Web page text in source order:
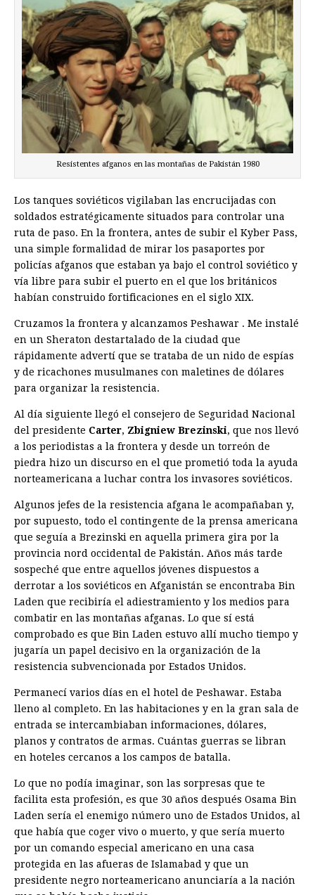
Resistentes afganos en las montañas de Pakistán 1980
Los tanques soviéticos vigilaban las encrucijadas con
soldados estratégicamente situados para controlar una
ruta de paso. En la frontera, antes de subir el Kyber Pass,
una simple formalidad de mirar los pasaportes por
policías afganos que estaban ya bajo el control soviético y
vía libre para subir el puerto en el que los británicos
habían construido fortificaciones en el siglo XIX.
Cruzamos la frontera y alcanzamos Peshawar . Me instalé
en un Sheraton destartalado de la ciudad que
rápidamente advertí que se trataba de un nido de espías
y de ricachones musulmanes con maletines de dólares
para organizar la resistencia.
Al día siguiente llegó el consejero de Seguridad Nacional
del presidente Carter, Zbigniew Brezinski, que nos llevó
a los periodistas a la frontera y desde un torreón de
piedra hizo un discurso en el que prometió toda la ayuda
norteamericana a luchar contra los invasores soviéticos.
Algunos jefes de la resistencia afgana le acompañaban y,
por supuesto, todo el contingente de la prensa americana
que seguía a Brezinski en aquella primera gira por la
provincia nord occidental de Pakistán. Años más tarde
sospeché que entre aquellos jóvenes dispuestos a
derrotar a los soviéticos en Afganistán se encontraba Bin
Laden que recibiría el adiestramiento y los medios para
combatir en las montañas afganas. Lo que sí está
comprobado es que Bin Laden estuvo allí mucho tiempo y
jugaría un papel decisivo en la organización de la
resistencia subvencionada por Estados Unidos.
Permanecí varios días en el hotel de Peshawar. Estaba
lleno al completo. En las habitaciones y en la gran sala de
entrada se intercambiaban informaciones, dólares,
planos y contratos de armas. Cuántas guerras se libran
en hoteles cercanos a los campos de batalla.
Lo que no podía imaginar, son las sorpresas que te
facilita esta profesión, es que 30 años después Osama Bin
Laden sería el enemigo número uno de Estados Unidos, al
que había que coger vivo o muerto, y que sería muerto
por un comando especial americano en una casa
protegida en las afueras de Islamabad y que un
presidente negro norteamericano anunciaría a la nación